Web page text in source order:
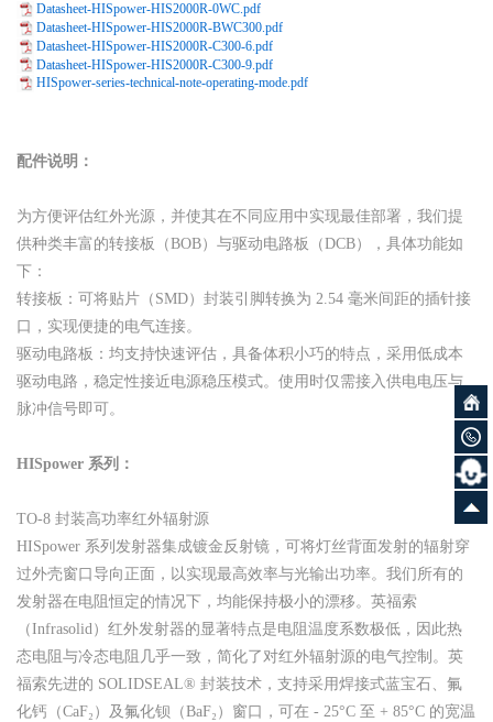
Datasheet-HISpower-HIS2000R-0WC.pdf
Datasheet-HISpower-HIS2000R-BWC300.pdf
Datasheet-HISpower-HIS2000R-C300-6.pdf
Datasheet-HISpower-HIS2000R-C300-9.pdf
HISpower-series-technical-note-operating-mode.pdf
配件说明：
为方便评估红外光源，并使其在不同应用中实现最佳部署，我们提
供种类丰富的转接板（BOB）与驱动电路板（DCB），具体功能如
下：
转接板：可将贴片（SMD）封装引脚转换为 2.54 毫米间距的插针接
口，实现便捷的电气连接。
驱动电路板：均支持快速评估，具备体积小巧的特点，采用低成本
驱动电路，稳定性接近电源稳压模式。使用时仅需接入供电电压与
脉冲信号即可。
HISpower 系列：
TO-8 封装高功率红外辐射源
HISpower 系列发射器集成镀金反射镜，可将灯丝背面发射的辐射穿
过外壳窗口导向正面，以实现最高效率与光输出功率。我们所有的
发射器在电阻恒定的情况下，均能保持极小的漂移。英福索
（Infrasolid）红外发射器的显著特点是电阻温度系数极低，因此热
态电阻与冷态电阻几乎一致，简化了对红外辐射源的电气控制。英
福索先进的 SOLIDSEAL® 封装技术，支持采用焊接式蓝宝石、氟
化钙（CaF₂）及氟化钡（BaF₂）窗口，可在 - 25°C 至 + 85°C 的宽温